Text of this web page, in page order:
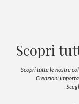
Scopri
Scopri tutte le nostre
Creazioni